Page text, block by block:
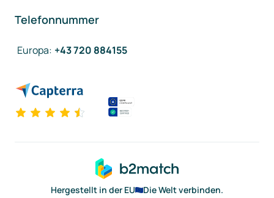
Telefonnummer
Europa: +43 720 884155
Hergestellt in der EU
Die Welt verbinden.